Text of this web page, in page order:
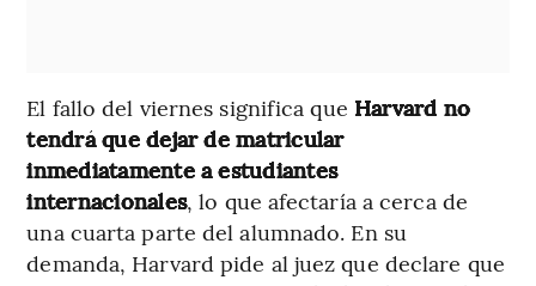
El fallo del viernes significa que Harvard no
tendrá que dejar de matricular
inmediatamente a estudiantes
internacionales, lo que afectaría a cerca de
una cuarta parte del alumnado. En su
demanda, Harvard pide al juez que declare que